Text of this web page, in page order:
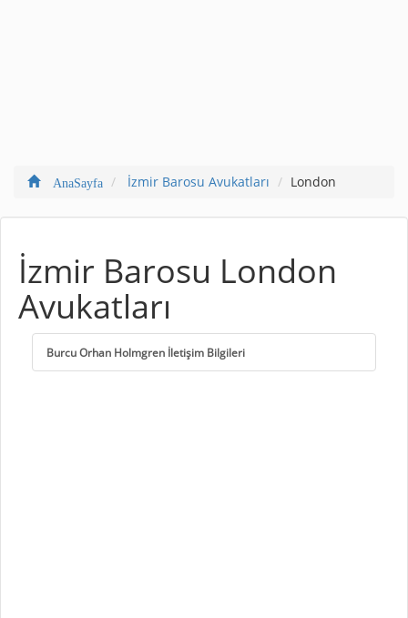
AnaSayfa İzmir Barosu Avukatları London
İzmir Barosu London
Avukatları
Burcu Orhan Holmgren İletişim Bilgileri